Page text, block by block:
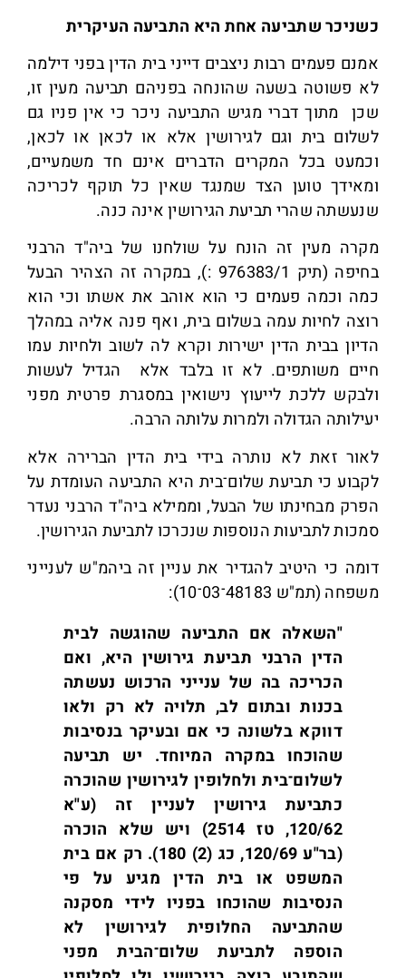
כשניכר שתביעה אחת היא התביעה העיקרית
אמנם פעמים רבות ניצבים דייני בית הדין בפני דילמה
לא פשוטה בשעה שהונחה בפניהם תביעה מעין זו,
שכן מתוך דברי מגיש התביעה ניכר כי אין פניו גם
לשלום בית וגם לגירושין אלא או לכאן או לכאן,
וכמעט בכל המקרים הדברים אינם חד משמעיים,
ומאידך טוען הצד שמנגד שאין כל תוקף לכריכה
שנעשתה שהרי תביעת הגירושין אינה כנה.
מקרה מעין זה הונח על שולחנו של ביה"ד הרבני
בחיפה (תיק 976383/1 :), במקרה זה הצהיר הבעל
כמה וכמה פעמים כי הוא אוהב את אשתו וכי הוא
רוצה לחיות עמה בשלום בית, ואף פנה אליה במהלך
הדיון בבית הדין ישירות וקרא לה לשוב ולחיות עמו
חיים משותפים. לא זו בלבד אלא הגדיל לעשות
ולבקש ללכת לייעוץ נישואין במסגרת פרטית מפני
יעילותה הגדולה ולמרות עלותה הרבה.
לאור זאת לא נותרה בידי בית הדין הברירה אלא
לקבוע כי תביעת שלום־בית היא התביעה העומדת על
הפרק מבחינתו של הבעל, וממילא ביה"ד הרבני נעדר
סמכות לתביעות הנוספות שנכרכו לתביעת הגירושין.
דומה כי היטיב להגדיר את עניין זה ביהמ"ש לענייני
משפחה (תמ"ש 48183־03־10):
"השאלה אם התביעה שהוגשה לבית
הדין הרבני תביעת גירושין היא, ואם
הכריכה בה של ענייני הרכוש נעשתה
בכנות ובתום לב, תלויה לא רק ולאו
דווקא בלשונה כי אם ובעיקר בנסיבות
שהוכחו במקרה המיוחד. יש תביעה
לשלום־בית ולחלופין לגירושין שהוכרה
כתביעת גירושין לעניין זה (ע"א
120/62, טז 2514) ויש שלא הוכרה
(בר"ע 120/69, כג (2) 180). רק אם בית
המשפט או בית הדין מגיע על פי
הנסיבות שהוכחו בפניו לידי מסקנה
שהתביעה החלופית לגירושין לא
הוספה לתביעת שלום־הבית מפני